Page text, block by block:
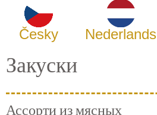
Česky Nederlands
Закуски
Ассорти из мясных